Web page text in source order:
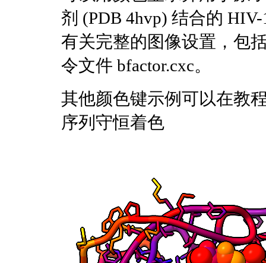
剂 (PDB 4hvp) 结合的
有关完整的图像设置，包
令文件 bfactor.cxc。
其他颜色键示例可以在教
序列守恒着色